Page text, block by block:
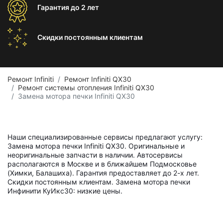
Гарантиядо 2 лет
Скидки постоянным клиентам
Ремонт Infiniti
Ремонт Infiniti QX30
Ремонт системы отопления Infiniti QX30
Замена мотора печки Infiniti QX30
Наши специализированные сервисы предлагают услугу:
Замена мотора печки Infiniti QX30. Оригинальные и
неоригинальные запчасти в наличии. Автосервисы
располагаются в Москве и в ближайшем Подмосковье
(Химки, Балашиха). Гарантия предоставляет до 2-х лет.
Скидки постоянным клиентам. Замена мотора печки
Инфинити КуИкс30: низкие цены.